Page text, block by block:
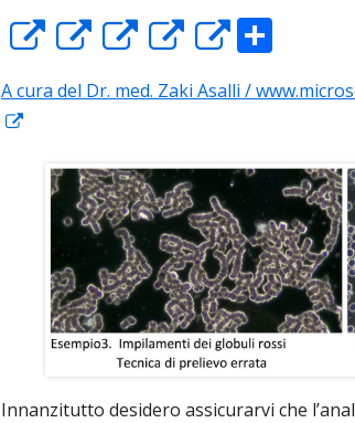
Apre
una
finestra
Apre
una
finestra
Apre
una
finestra
Apre
una
finestra
Apre
una
finestra
n
vi
di
A cura del Dr. med. Zaki Asalli /
una
nuova
finestra
Innanzitutto desidero assicurarvi che